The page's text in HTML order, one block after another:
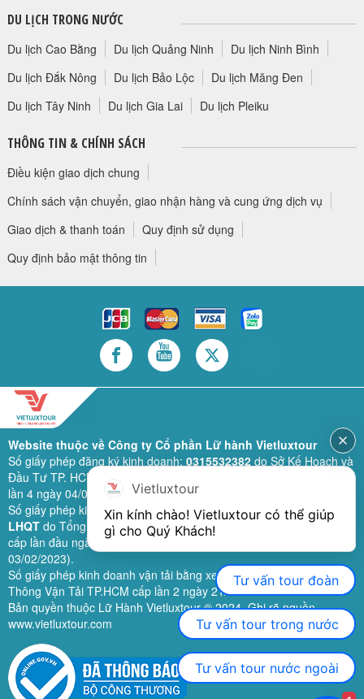
PROFILE HƯỚNG DẪN VIÊN
DU LỊCH TRONG NƯỚC
Du lịch Cao Bằng Du lịch Quảng Ninh
Du lịch Ninh Bình
Du lịch Đắk Nông
Du lịch Bảo Lộc
Du lịch Măng Đen
Du lịch Tây Ninh
Du lịch Gia Lai Du lịch Pleiku
THÔNG TIN & CHÍNH SÁCH
Điều kiện giao dịch chung
Chính sách vận chuyển, giao nhận hàng và cung ứng dịch vụ
Giao dịch & thanh toán
Quy định sử dụng
Quy định bảo mật thông tin
Website thuộc về Công ty Cổ phần Lữ hành Vietluxtour
Số giấy phép đăng ký kinh doanh: 0315532382do Sở Kế Hoạch và
Đầu Tư TP. HCM cấp lần đầu ngày 28/02/2019 (sửa đổi bổ sung
lần 4 ngày 04/06/2024).
Số giấy phép kinh doanh lữ hành quốc tế:79-1111/2019/TCDL-GP
LHQTdo Tổng Cục Du Lịch (nay là Cục Du lịch quốc gia Việt Nam)
cấp lần đầu ngày 26/09/2019 (sửa đổi, bổ sung lần 3 ngày
03/02/2023).
Số giấy phép kinh doanh vận tải bằng xe ô tô:11924do Sở Giao
Thông Vận Tải TP.HCM cấp lần 2 ngày 21/02/2023.
Bản quyền thuộc Lữ Hành Vietluxtour ® 2024. Ghi rõ nguồn
www.vietluxtour.com
Vietluxtour
Xin kính chào! Vietluxtour có thể giúp
gì cho Quý Khách!
Tư vấn tour đoàn
Tư vấn tour trong nước
Tư vấn tour nước ngoài